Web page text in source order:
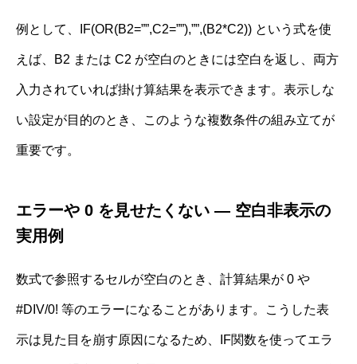
例として、IF(OR(B2=””,C2=””),””,(B2*C2)) という式を使
えば、B2 または C2 が空白のときには空白を返し、両方
入力されていれば掛け算結果を表示できます。表示しな
い設定が目的のとき、このような複数条件の組み立てが
重要です。
エラーや 0 を見せたくない ― 空白非表示の
実用例
数式で参照するセルが空白のとき、計算結果が 0 や
#DIV/0! 等のエラーになることがあります。こうした表
示は見た目を崩す原因になるため、IF関数を使ってエラ